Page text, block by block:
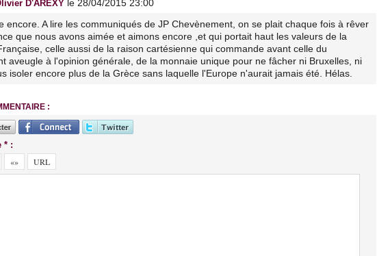
D'AREXY le 28/04/2015 23:00
encore. A lire les communiqués de JP Chevènement, on se plait chaque fois à rêver
que nous avons aimée et aimons encore ,et qui portait haut les valeurs de la
celle aussi de la raison cartésienne qui commande avant celle du
aveugle à l'opinion générale, de la monnaie unique pour ne fâcher ni Bruxelles, ni
isoler encore plus de la Grèce sans laquelle l'Europe n'aurait jamais été. Hélas.
:
* :